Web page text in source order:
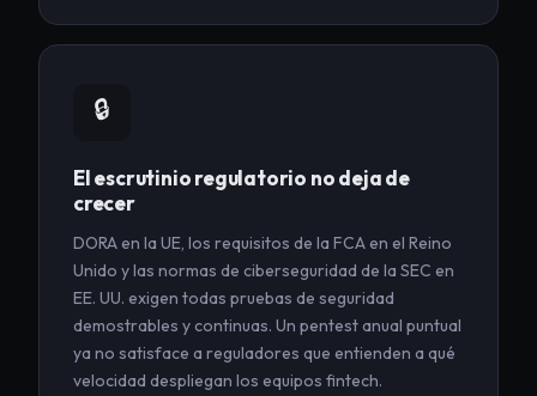
🔒
El escrutinio regulatorio no deja de
crecer
DORA en la UE, los requisitos de la FCA en el Reino
Unido y las normas de ciberseguridad de la SEC en
EE. UU. exigen todas pruebas de seguridad
demostrables y continuas. Un pentest anual puntual
ya no satisface a reguladores que entienden a qué
velocidad despliegan los equipos fintech.